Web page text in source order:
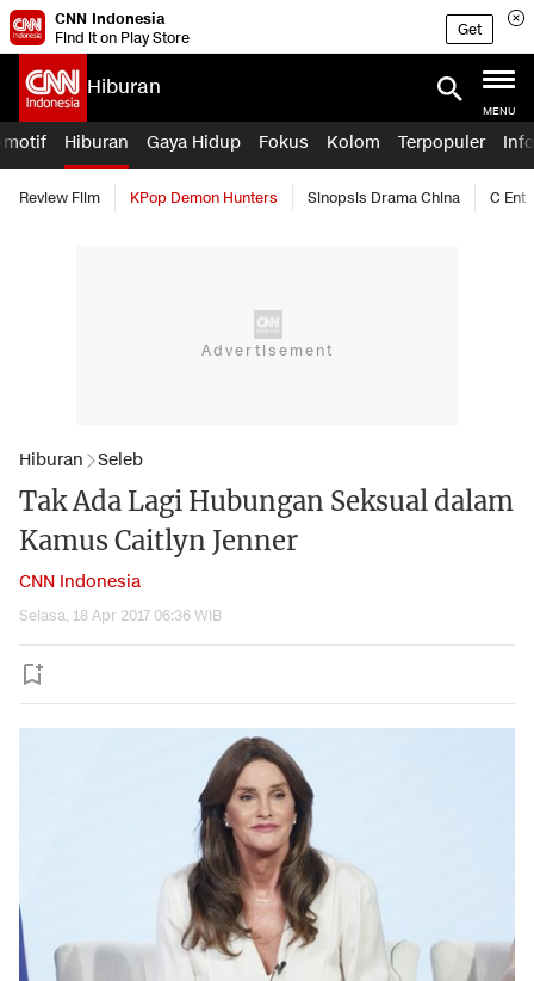
CNN Indonesia
Find it on Play Store
Get
Hiburan
MENU
Hiburan Gaya Hidup Fokus Kolom Terpopuler
Review Film KPop Demon Hunters Sinopsis Drama China C Ent
Hiburan Seleb
Tak Ada Lagi Hubungan Seksual dalam
Kamus Caitlyn Jenner
CNN Indonesia
Selasa, 18 Apr 2017 06:36 WIB